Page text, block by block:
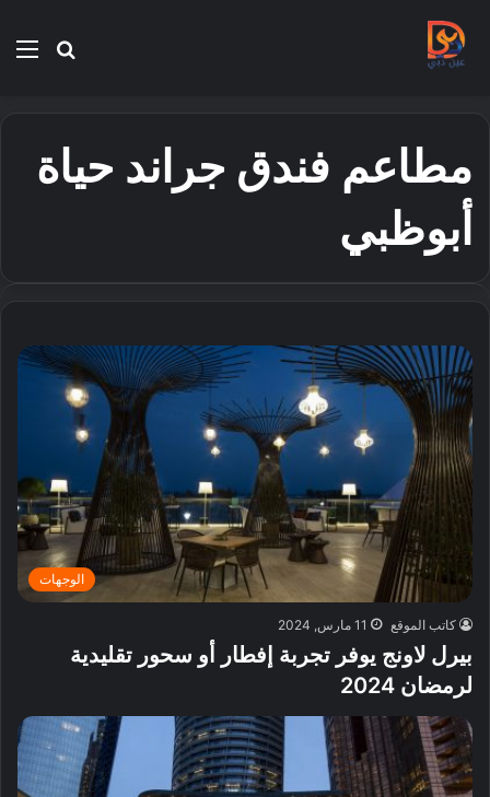
بحث
مطاعم فندق جراند حياة
أبوظبي
الوجهات
كاتب الموقع 11 مارس, 2024
بيرل لاونج يوفر تجربة إفطار أو سحور تقليدية
لرمضان 2024